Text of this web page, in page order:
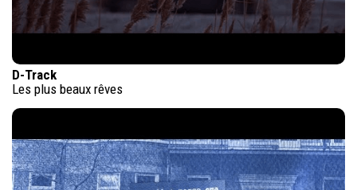
D-Track
Les plus beaux rêves